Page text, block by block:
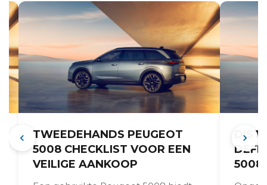
TWEEDEHANDS PEUGEOT
5008 CHECKLIST VOOR EEN
VEILIGE AANKOOP
5008